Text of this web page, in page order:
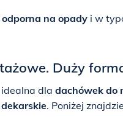
odporna na opady i w
Duży
idealna dla dachówek do
. Poniżej